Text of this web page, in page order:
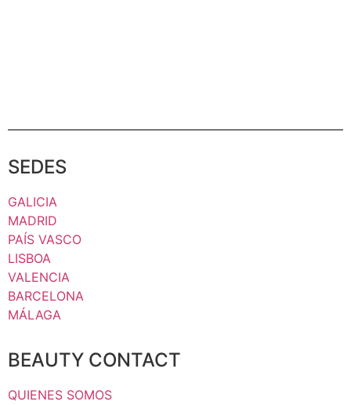
SEDES
GALICIA
MADRID
PAÍS VASCO
LISBOA
VALENCIA
BARCELONA
MÁLAGA
BEAUTY CONTACT
QUIENES SOMOS